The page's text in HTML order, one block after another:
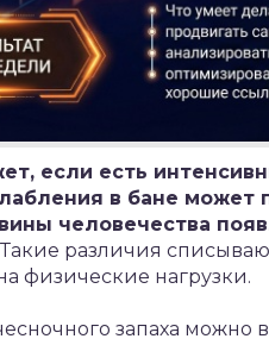
если есть
в бане может
человечества
Такие различия
физические нагрузки.
запаха можно